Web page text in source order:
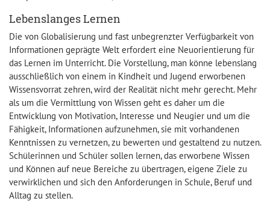
Lebenslanges Lernen
Die von Globalisierung und fast unbegrenzter Verfügbarkeit von
Informationen geprägte Welt erfordert eine Neuorientierung für
das Lernen im Unterricht. Die Vorstellung, man könne lebenslang
ausschließlich von einem in Kindheit und Jugend erworbenen
Wissensvorrat zehren, wird der Realität nicht mehr gerecht. Mehr
als um die Vermittlung von Wissen geht es daher um die
Entwicklung von Motivation, Interesse und Neugier und um die
Fähigkeit, Informationen aufzunehmen, sie mit vorhandenen
Kenntnissen zu vernetzen, zu bewerten und gestaltend zu nutzen.
Schülerinnen und Schüler sollen lernen, das erworbene Wissen
und Können auf neue Bereiche zu übertragen, eigene Ziele zu
verwirklichen und sich den Anforderungen in Schule, Beruf und
Alltag zu stellen.